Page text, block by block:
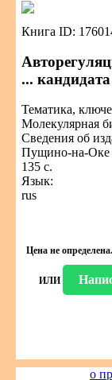
Книга ID:
...
Тематика,
Молекулярная
Сведения об
Пущино-на-Оке
135 с.
Язык:
rus
Цена не определена.
ИЛИ
о